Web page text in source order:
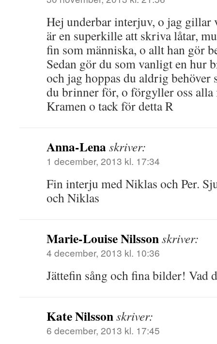
Hej underbar interjuv, o jag gillar
är en superkille att skriva låtar,
fin som människa, o allt han gör
Sedan gör du som vanligt en hur
och jag hoppas du aldrig behöver
du brinner för, o förgyller oss alla
Kramen o tack för detta R
Anna-Lenaskriver:
1 december, 2013 kl. 17:34
Fin interju med Niklas och Per.
och Niklas
Marie-Louise Nilssonskriver:
4 december, 2013 kl. 10:36
Jättefin sång och fina bilder! Vad
Kate Nilssonskriver:
6 december, 2013 kl. 17:45